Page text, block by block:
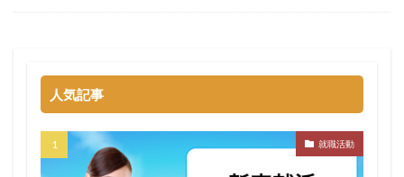
人気記事
就職活動
初めて
性格診断アプリ
情報系学部
会社辞めたい
若者
誰でも受かる業界
評判
見分け方
裁量権